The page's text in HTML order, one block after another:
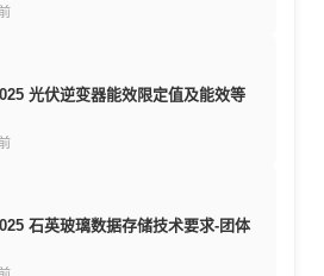
光伏逆变器能效限定值及能效等
石英玻璃数据存储技术要求-团体